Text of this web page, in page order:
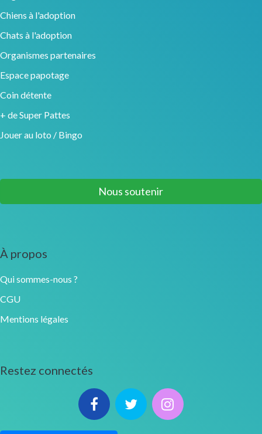
Chiens à l'adoption
Chats à l'adoption
Organismes partenaires
Espace papotage
Coin détente
+ de Super Pattes
Jouer au loto / Bingo
Nous soutenir
À propos
Qui sommes-nous ?
CGU
Mentions légales
Restez connectés